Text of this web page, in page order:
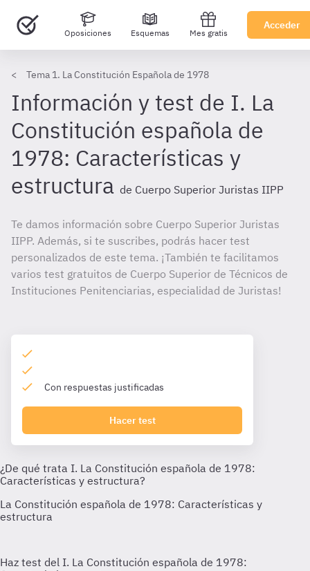
Oposiciones Esquemas Mes gratis
Acceder
Tema 1. La Constitución Española de 1978
Información y test de I. La
Constitución española de
1978: Características y
estructura de Cuerpo Superior Juristas IIPP
Te damos información sobre Cuerpo Superior Juristas
IIPP. Además, si te suscribes, podrás hacer test
personalizados de este tema. ¡También te facilitamos
varios test gratuitos de Cuerpo Superior de Técnicos de
Instituciones Penitenciarias, especialidad de Juristas!
Con respuestas justificadas
Hacer test